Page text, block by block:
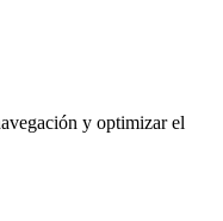
y optimizar el